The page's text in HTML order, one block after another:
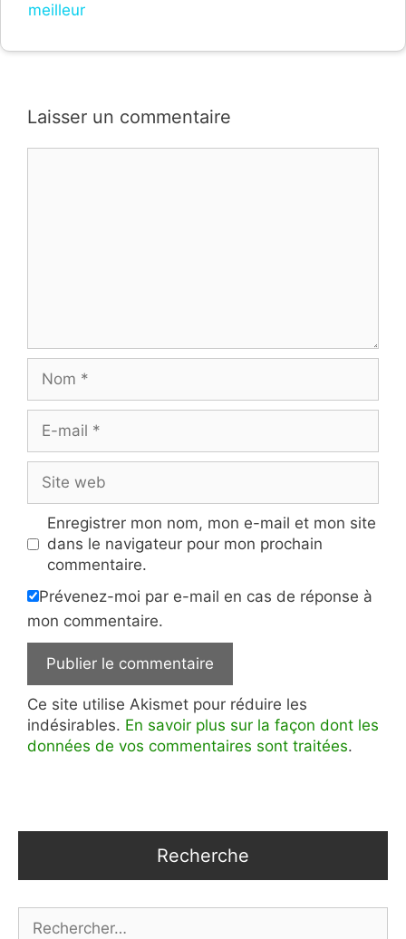
meilleur
Laisser un commentaire
mail
web
Enregistrer mon nom, mon e-mail et mon site
dans le navigateur pour mon prochain
commentaire.
Prévenez-moi par e-mail en cas de réponse à
mon commentaire.
Ce site utilise Akismet pour réduire les
indésirables. En savoir plus sur la façon dont les
données de vos commentaires sont traitées.
Recherche